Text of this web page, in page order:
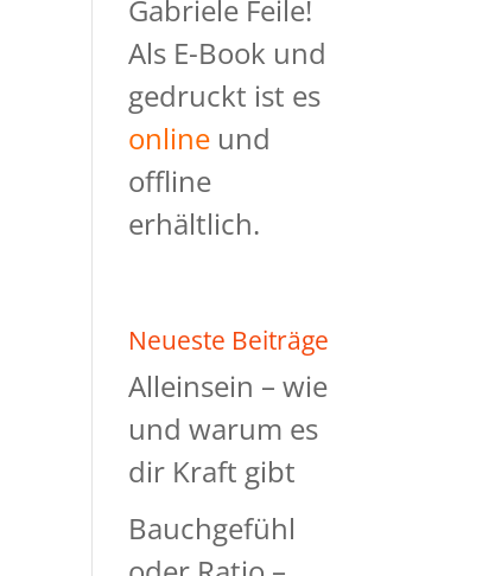
Gabriele Feile!
Als E-Book und
gedruckt ist es
online und
offline
erhältlich.
Neueste Beiträge
Alleinsein – wie
und warum es
dir Kraft gibt
Bauchgefühl